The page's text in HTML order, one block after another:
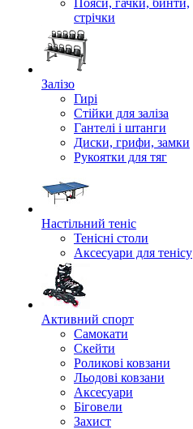
Пояси, гачки, бинти,
стрічки
Залізо
Гирі
Стійки для заліза
Гантелі і штанги
Диски, грифи, замки
Рукоятки для тяг
Настільний теніс
Тенісні столи
Аксесуари для тенісу
Активний спорт
Самокати
Скейти
Роликові ковзани
Льодові ковзани
Аксесуари
Біговели
Захист